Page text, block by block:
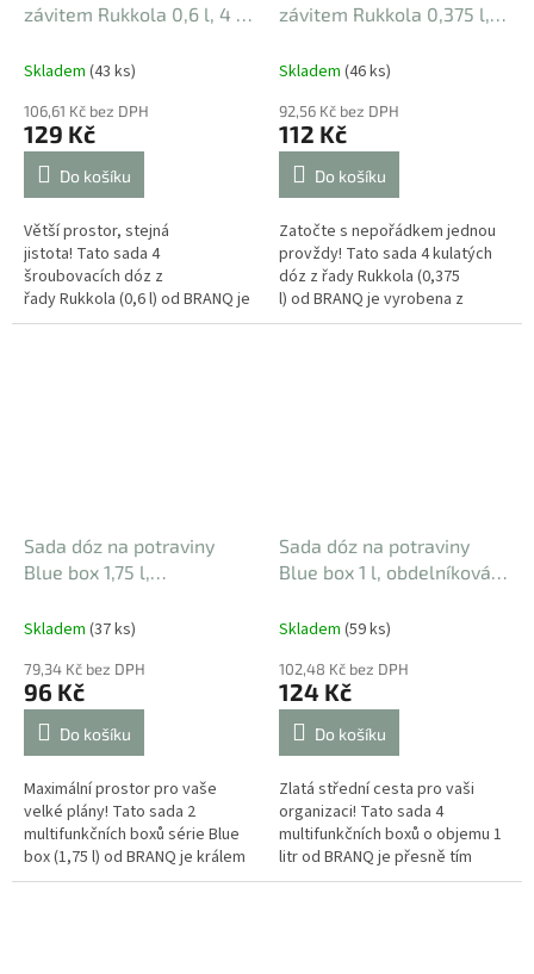
závitem Rukkola 0,6 l, 4 ks
Skladem (43 ks)
106,61 Kč bez DPH
129 Kč
Do košíku
Větší prostor, stejná
jistota! Tato sada 4
šroubovacích dóz z
řady Rukkola (0,6 l) od BRANQ je
stvořena pro ty, kteří se
závitem Rukkola 0,375 l, 4
Skladem (46 ks)
92,56 Kč bez DPH
112 Kč
Do košíku
Zatočte s nepořádkem jednou
provždy! Tato sada 4 kulatých
dóz z řady Rukkola (0,375
l) od BRANQ je vyrobena z
mimořádně pevného plastu,
Sada dóz na potraviny
Blue box 1,75 l,
bez BPA
Skladem (37 ks)
79,34 Kč bez DPH
96 Kč
Do košíku
Maximální prostor pro vaše
velké plány! Tato sada 2
multifunkčních boxů série Blue
box (1,75 l) od BRANQ je králem
v organizaci. Potřebujete
Sada dóz na potraviny
Blue box 1 l, obdelníková,
Skladem (59 ks)
102,48 Kč bez DPH
124 Kč
Do košíku
Zlatá střední cesta pro vaši
organizaci! Tato sada 4
multifunkčních boxů o objemu 1
litr od BRANQ je přesně tím
kouskem skládačky, který ve